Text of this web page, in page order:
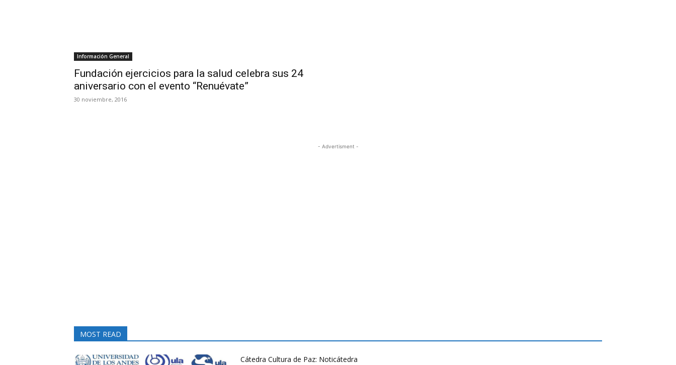
Información General
Fundación ejercicios para la salud celebra sus 24
aniversario con el evento “Renuévate”
30 noviembre, 2016
- Advertisment -
MOST READ
Cátedra Cultura de Paz: Noticátedra